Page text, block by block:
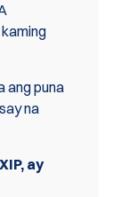
ang puna
na
ay